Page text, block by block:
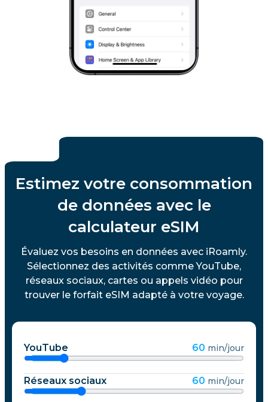
Estimez votre consommation
de données avec le
calculateur eSIM
Évaluez vos besoins en données avec iRoamly.
Sélectionnez des activités comme YouTube,
réseaux sociaux, cartes ou appels vidéo pour
trouver le forfait eSIM adapté à votre voyage.
YouTube 60 min/jour
Réseaux sociaux 60 min/jour